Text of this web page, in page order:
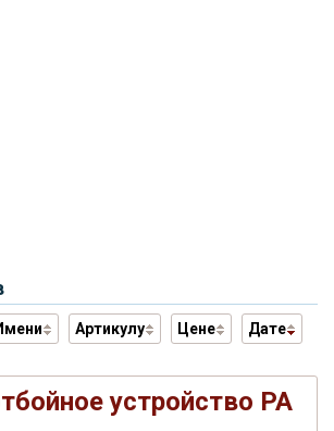
Артикулу Цене
Дате
устройство РА